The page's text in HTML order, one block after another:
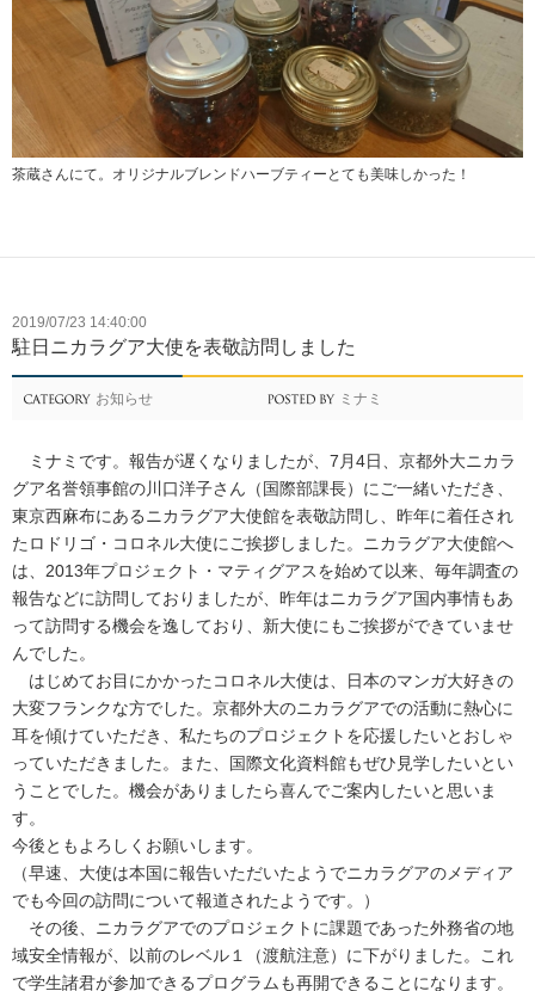
茶蔵さんにて。オリジナルブレンドハーブティーとても美味しかった！
2019/07/23 14:40:00
駐日ニカラグア大使を表敬訪問しました
お知らせ ミナミ
ミナミです。報告が遅くなりましたが、7月4日、京都外大ニカラ
グア名誉領事館の川口洋子さん（国際部課長）にご一緒いただき、
東京西麻布にあるニカラグア大使館を表敬訪問し、昨年に着任され
たロドリゴ・コロネル大使にご挨拶しました。ニカラグア大使館へ
は、2013年プロジェクト・マティグアスを始めて以来、毎年調査の
報告などに訪問しておりましたが、昨年はニカラグア国内事情もあ
って訪問する機会を逸しており、新大使にもご挨拶ができていませ
んでした。
はじめてお目にかかったコロネル大使は、日本のマンガ大好きの
大変フランクな方でした。京都外大のニカラグアでの活動に熱心に
耳を傾けていただき、私たちのプロジェクトを応援したいとおしゃ
っていただきました。また、国際文化資料館もぜひ見学したいとい
うことでした。機会がありましたら喜んでご案内したいと思いま
す。
今後ともよろしくお願いします。
（早速、大使は本国に報告いただいたようでニカラグアのメディア
でも今回の訪問について報道されたようです。）
その後、ニカラグアでのプロジェクトに課題であった外務省の地
域安全情報が、以前のレベル１（渡航注意）に下がりました。これ
で学生諸君が参加できるプログラムも再開できることになります。